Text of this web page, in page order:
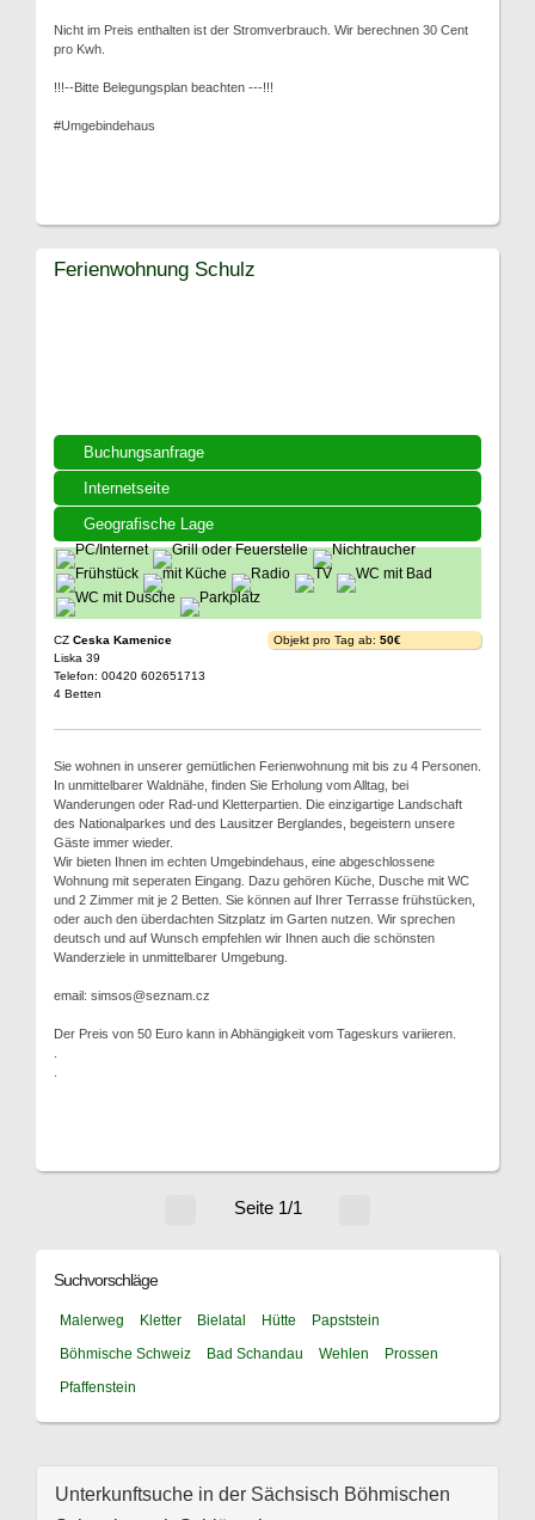
Nicht im Preis enthalten ist der Stromverbrauch. Wir berechnen 30 Cent
pro Kwh.
!!!--Bitte Belegungsplan beachten ---!!!
#Umgebindehaus
Buchungsanfrage
Internetseite
Geografische Lage
Ferienwohnung Schulz
CZ Ceska Kamenice
Liska 39
Telefon: 00420 602651713
4 Betten
Objekt pro Tag ab: 50€
Sie wohnen in unserer gemütlichen Ferienwohnung mit bis zu 4 Personen.
In unmittelbarer Waldnähe, finden Sie Erholung vom Alltag, bei
Wanderungen oder Rad-und Kletterpartien. Die einzigartige Landschaft
des Nationalparkes und des Lausitzer Berglandes, begeistern unsere
Gäste immer wieder.
Wir bieten Ihnen im echten Umgebindehaus, eine abgeschlossene
Wohnung mit seperaten Eingang. Dazu gehören Küche, Dusche mit WC
und 2 Zimmer mit je 2 Betten. Sie können auf Ihrer Terrasse frühstücken,
oder auch den überdachten Sitzplatz im Garten nutzen. Wir sprechen
deutsch und auf Wunsch empfehlen wir Ihnen auch die schönsten
Wanderziele in unmittelbarer Umgebung.
email: simsos@seznam.cz
Der Preis von 50 Euro kann in Abhängigkeit vom Tageskurs variieren.
Seite 1/1
Suchvorschläge
Malerweg Kletter Bielatal Hütte
Papststein
Böhmische Schweiz
Bad Schandau Wehlen
Prossen
Pfaffenstein
Unterkunftsuche in der Sächsisch Böhmischen